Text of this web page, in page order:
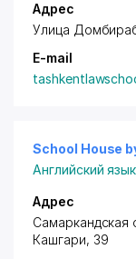
Адрес
Улица
E-mail
School House
Английский язык
Адрес
Самаркандская
Кашгари, 39